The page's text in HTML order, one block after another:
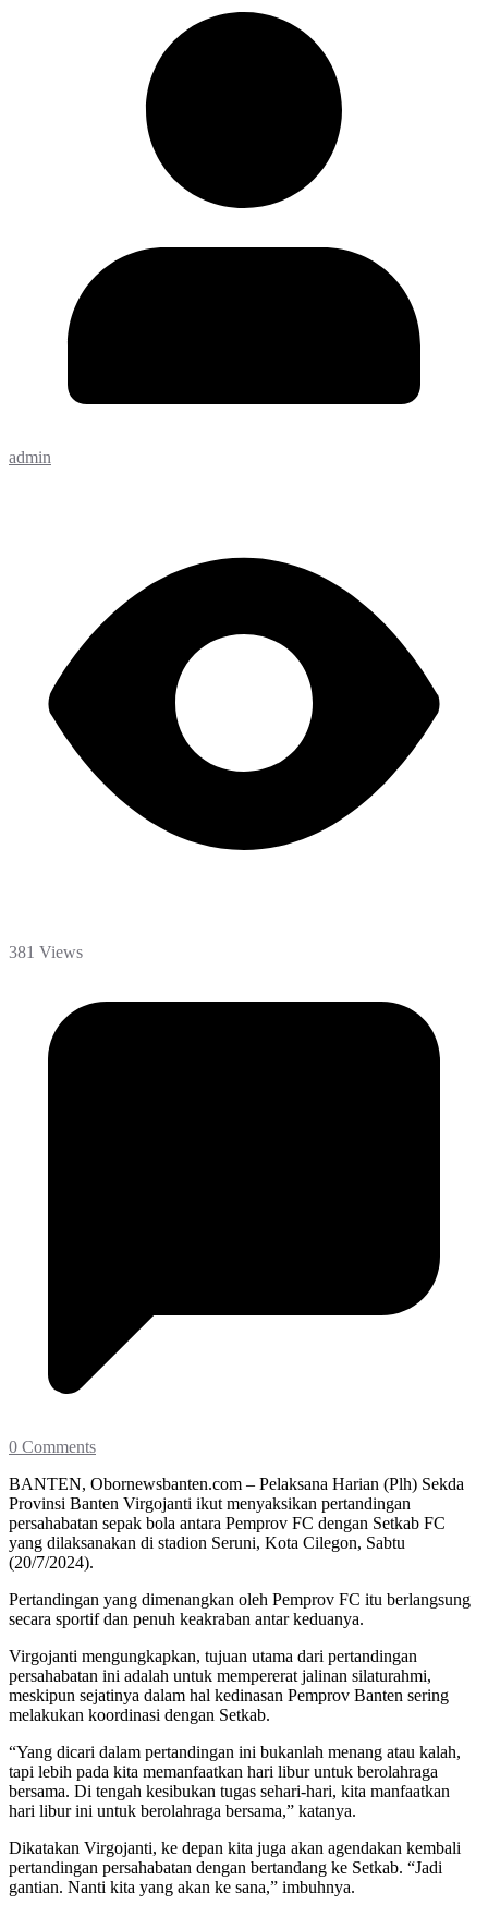
admin
381 Views
0 Comments
BANTEN, Obornewsbanten.com – Pelaksana Harian (Plh) Sekda
Provinsi Banten Virgojanti ikut menyaksikan pertandingan
persahabatan sepak bola antara Pemprov FC dengan Setkab FC
yang dilaksanakan di stadion Seruni, Kota Cilegon, Sabtu
(20/7/2024).
Pertandingan yang dimenangkan oleh Pemprov FC itu berlangsung
secara sportif dan penuh keakraban antar keduanya.
Virgojanti mengungkapkan, tujuan utama dari pertandingan
persahabatan ini adalah untuk mempererat jalinan silaturahmi,
meskipun sejatinya dalam hal kedinasan Pemprov Banten sering
melakukan koordinasi dengan Setkab.
“Yang dicari dalam pertandingan ini bukanlah menang atau kalah,
tapi lebih pada kita memanfaatkan hari libur untuk berolahraga
bersama. Di tengah kesibukan tugas sehari-hari, kita manfaatkan
hari libur ini untuk berolahraga bersama,” katanya.
Dikatakan Virgojanti, ke depan kita juga akan agendakan kembali
pertandingan persahabatan dengan bertandang ke Setkab. “Jadi
gantian. Nanti kita yang akan ke sana,” imbuhnya.